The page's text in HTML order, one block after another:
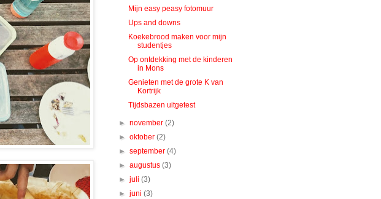
Mijn easy peasy fotomuur
Ups and downs
Koekebrood maken voor mijn
studentjes
Op ontdekking met de kinderen
in Mons
Genieten met de grote K van
Kortrijk
Tijdsbazen uitgetest
►november(2)
►oktober(2)
►september(4)
►augustus(3)
►juli(3)
►juni(3)